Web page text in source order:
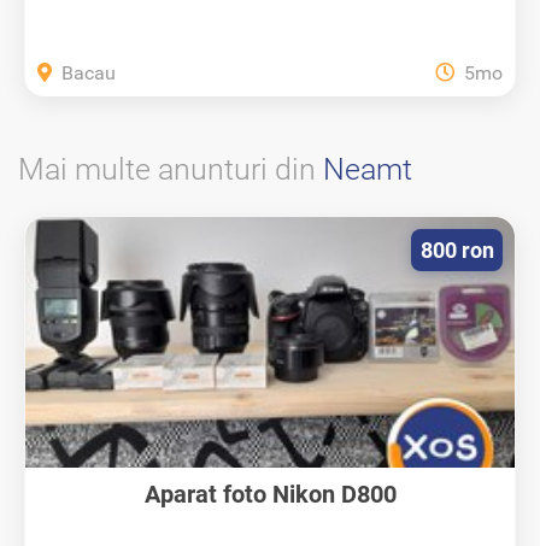
Bacau 5mo
Mai multe anunturi din Neamt
Aparat foto Nikon D800
800 ron